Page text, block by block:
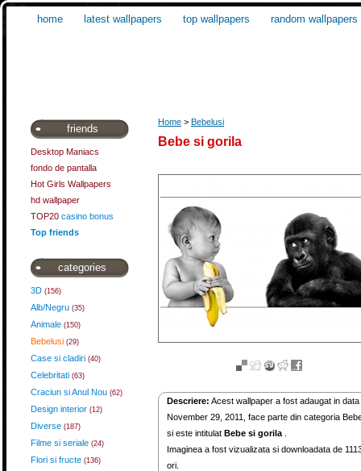
home latest wallpapers top wallpapers random wallpapers
friends
Desktop Maniacs
fondo de pantalla
Hot Girls Wallpapers
hd wallpaper
TOP20 casino bonus
Top friends
categories
3D (156)
Alb/Negru (35)
Animale (150)
Bebelusi (29)
Case si cladiri (40)
Celebritati (63)
Craciun si Anul Nou (62)
Design interior (12)
Diverse (187)
Filme si seriale (24)
Flori si fructe (136)
Home > Bebelusi
Bebe si gorila
Descriere: Acest wallpaper a fost adaugat in data
November 29, 2011, face parte din categoria
si este intitulat Bebe si gorila
Imaginea a fost vizualizata si downloadata de
ori.